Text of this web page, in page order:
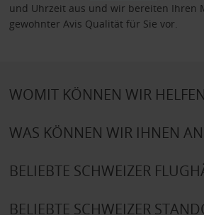
und Uhrzeit aus und wir bereiten Ihren
gewohnter Avis Qualität für Sie vor.
WOMIT KÖNNEN WIR
WAS KÖNNEN WIR IHNEN
BELIEBTE SCHWEIZER
BELIEBTE SCHWEIZER